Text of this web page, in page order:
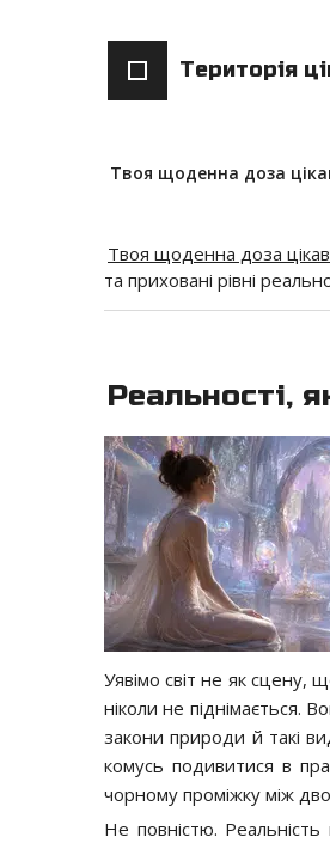
Територія
Твоя щоденна доза
Твоя щоденна доза
та приховані рівні
Реальності,
Уявімо світ не як сцену,
ніколи не піднімається.
закони природи й такі
комусь подивитися в
чорному проміжку між
Не повністю.